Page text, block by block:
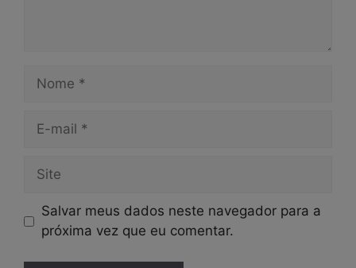
Nome
Site
Salvar meus dados neste navegador para a
próxima vez que eu comentar.